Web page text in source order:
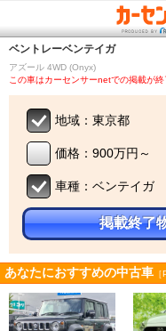
ベントレーベンテイガ
アズール 4WD (Onyx)
この車はカーセンサーnetでの掲載が終
地域：東京都
価格：900万円～
車種：ベンテイガ
掲載終了
あなたにおすすめの中古車 ［